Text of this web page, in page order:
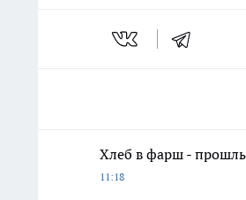
Хлеб в фарш -
11:18